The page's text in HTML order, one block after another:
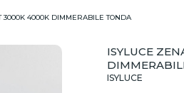
3000K 4000K DIMMERABILE TONDA
ISYLUCE
ISYLUCE